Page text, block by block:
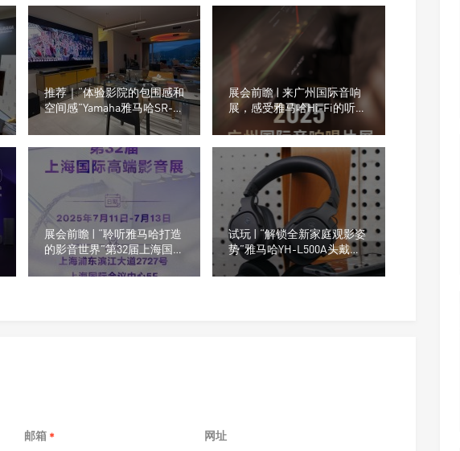
推荐｜“体验影院的包围感和
空间感”Yamaha雅马哈SR-
X90A SET旗舰回音壁套装
展会前瞻 | 来广州国际音响
展，感受雅马哈Hi-Fi的听觉
展会前瞻 | “聆听雅马哈打造
的影音世界”第32届上海国际
高端影音展
试玩 | “解锁全新家庭观影姿
势”雅马哈YH-L500A头戴式
蓝牙耳机
邮箱 * 网址